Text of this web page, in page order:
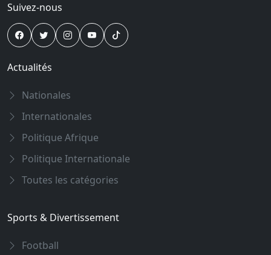
Suivez-nous
Actualités
Nationales
Internationales
Politique Afrique
Politique Internationale
Toutes les catégories
Sports & Divertissement
Football